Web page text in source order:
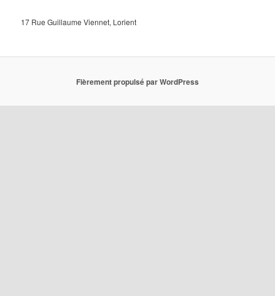
17 Rue Guillaume Viennet, Lorient
Fièrement propulsé par WordPress